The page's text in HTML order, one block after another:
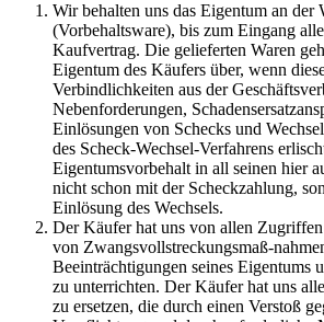
Wir behalten uns das Eigentum an der
(Vorbehaltsware), bis zum Eingang
Kaufvertrag. Die gelieferten Waren
Eigentum des Käufers über, wenn
Verbindlichkeiten aus der
Nebenforderungen,
Einlösungen von Schecks und
des Scheck-Wechsel-Verfahrens
Eigentumsvorbehalt in all seinen hier
nicht schon mit der Scheckzahlung,
Einlösung des Wechsels.
Der Käufer hat uns von allen
von Zwangsvollstreckungsmaß-
Beeinträchtigungen seines Eigentums
zu unterrichten. Der Käufer hat uns
zu ersetzen, die durch einen Verstoß